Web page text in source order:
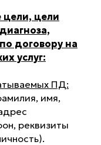
цели
договору на
услуг:
ПД:
имя,
реквизиты